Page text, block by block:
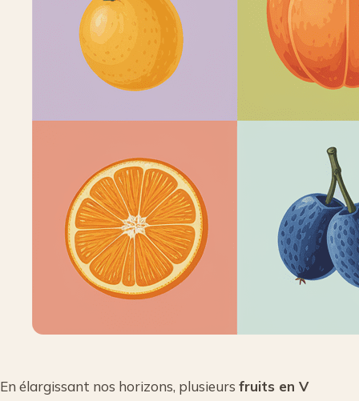
En élargissant nos horizons, plusieurs fruits en V